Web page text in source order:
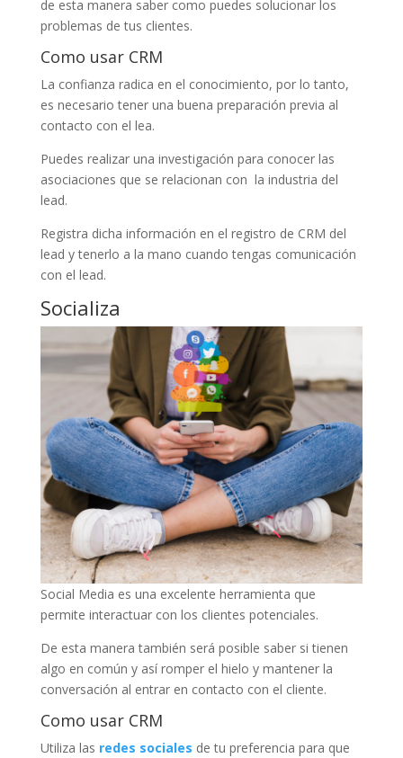
de esta manera saber como puedes solucionar los
problemas de tus clientes.
Como usar CRM
La confianza radica en el conocimiento, por lo tanto,
es necesario tener una buena preparación previa al
contacto con el lea.
Puedes realizar una investigación para conocer las
asociaciones que se relacionan con la industria del
lead.
Registra dicha información en el registro de CRM del
lead y tenerlo a la mano cuando tengas comunicación
con el lead.
Socializa
Social Media es una excelente herramienta que
permite interactuar con los clientes potenciales.
De esta manera también será posible saber si tienen
algo en común y así romper el hielo y mantener la
conversación al entrar en contacto con el cliente.
Como usar CRM
Utiliza las redes sociales de tu preferencia para que